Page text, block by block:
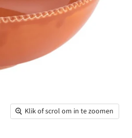
Klik of scrol om in te zoomen